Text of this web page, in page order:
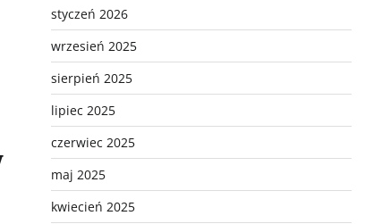
styczeń 2026
wrzesień 2025
sierpień 2025
lipiec 2025
czerwiec 2025
maj 2025
kwiecień 2025